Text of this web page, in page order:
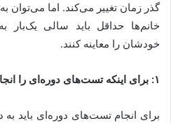
گذر زمان تغییر می‌کند. اما
خانم‌ها حداقل باید سالی
خودشان را معاینه کنند.
۱: برای اینکه تست‌های دوره‌ای را انجام دهید
برای انجام تست‌های دوره‌ای باید به